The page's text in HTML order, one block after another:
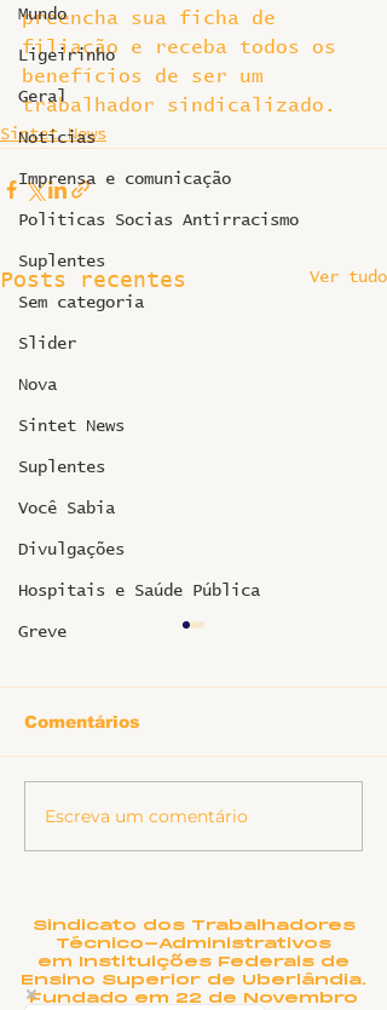
Mundo
Ligeirinho
Geral
Notícias
Imprensa e comunicação
Politicas Socias Antirracismo
Suplentes
Sem categoria
Slider
Nova
Sintet News
Suplentes
Você Sabia
Divulgações
Hospitais e Saúde Pública
Greve
preencha sua ficha de
filiação e receba todos os
benefícios de ser um
trabalhador sindicalizado.
Sintet News
Posts recentes Ver tudo
SINTET-UFU dá as
Comentários
Escreva um comentário
Sindicato dos Trabalhadores
Técnico-Administrativos
em Instituições Federais de
Ensino Superior de Uberlândia.
Fundado em 22 de Novembro